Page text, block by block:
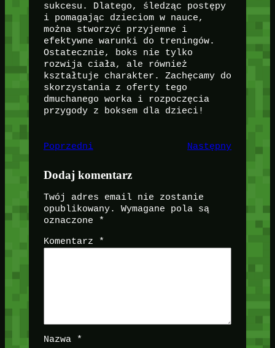
sukcesu. Dlatego, śledząc postępy
i pomagając dzieciom w nauce,
można stworzyć przyjemne i
efektywne warunki do treningów.
Ostatecznie, boks nie tylko
rozwija ciała, ale również
kształtuje charakter. Zachęcamy do
skorzystania z oferty tego
dmuchanego worka i rozpoczęcia
przygody z boksem dla dzieci!
Poprzedni Następny
Dodaj komentarz
Twój adres email nie zostanie
opublikowany.
Wymagane pola są
oznaczone
*
Komentarz *
Nazwa *